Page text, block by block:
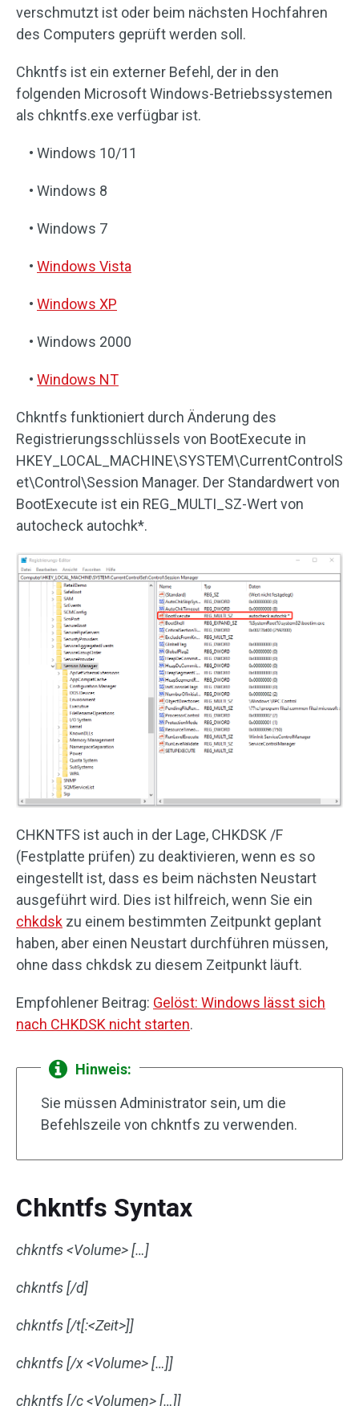
verschmutzt ist oder beim nächsten Hochfahren
des Computers geprüft werden soll.
Chkntfs ist ein externer Befehl, der in den
folgenden Microsoft Windows-Betriebssystemen
als chkntfs.exe verfügbar ist.
• Windows 10/11
• Windows 8
• Windows 7
• Windows Vista
• Windows XP
• Windows 2000
• Windows NT
Chkntfs funktioniert durch Änderung des
Registrierungsschlüssels von BootExecute in
HKEY_LOCAL_MACHINE\SYSTEM\CurrentControlS
et\Control\Session Manager. Der Standardwert von
BootExecute ist ein REG_MULTI_SZ-Wert von
autocheck autochk*.
CHKNTFS ist auch in der Lage, CHKDSK /F
(Festplatte prüfen) zu deaktivieren, wenn es so
eingestellt ist, dass es beim nächsten Neustart
ausgeführt wird. Dies ist hilfreich, wenn Sie ein
chkdsk zu einem bestimmten Zeitpunkt geplant
haben, aber einen Neustart durchführen müssen,
ohne dass chkdsk zu diesem Zeitpunkt läuft.
Empfohlener Beitrag: Gelöst: Windows lässt sich
nach CHKDSK nicht starten.
Hinweis:
Sie müssen Administrator sein, um die
Befehlszeile von chkntfs zu verwenden.
Chkntfs Syntax
chkntfs <Volume> […]
chkntfs [/d]
chkntfs [/t[:<Zeit>]]
chkntfs [/x <Volume> […]]
chkntfs [/c <Volumen> […]]